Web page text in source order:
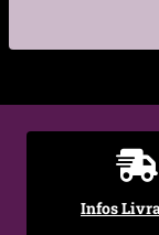
pointe
Infos